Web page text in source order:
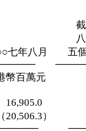
○○
十一
月 五個
港幣
） （